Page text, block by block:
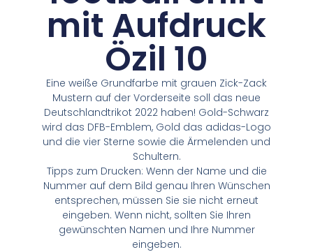
mit Aufdruck
Özil 10
Eine weiße Grundfarbe mit grauen Zick-Zack
Mustern auf der Vorderseite soll das neue
Deutschlandtrikot 2022 haben! Gold-Schwarz
wird das DFB-Emblem, Gold das adidas-Logo
und die vier Sterne sowie die Ärmelenden und
Schultern.
Tipps zum Drucken: Wenn der Name und die
Nummer auf dem Bild genau Ihren Wünschen
entsprechen, müssen Sie sie nicht erneut
eingeben. Wenn nicht, sollten Sie Ihren
gewünschten Namen und Ihre Nummer
eingeben.